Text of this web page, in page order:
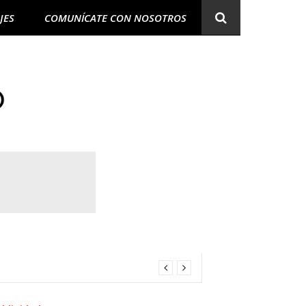
COMUNÍCATE CON NOSOTROS